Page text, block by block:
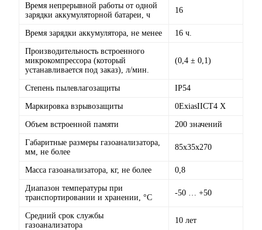
Время непрерывной работы от одной
зарядки аккумуляторной батареи, ч
16
Время зарядки аккумулятора, не менее 16 ч.
Производительность встроенного
микрокомпрессора (который
устанавливается под заказ), л/мин.
(0,4 ± 0,1)
Степень пылевлагозащиты IP54
Маркировка взрывозащиты 0ExiasIICT4 X
Объем встроенной памяти 200 значений
Габаритные размеры газоанализатора,
мм, не более
85х35х270
Масса газоанализатора, кг, не более 0,8
Диапазон температуры при
транспортировании и хранении, °С
-50 … +50
Средний срок службы
газоанализатора
10 лет